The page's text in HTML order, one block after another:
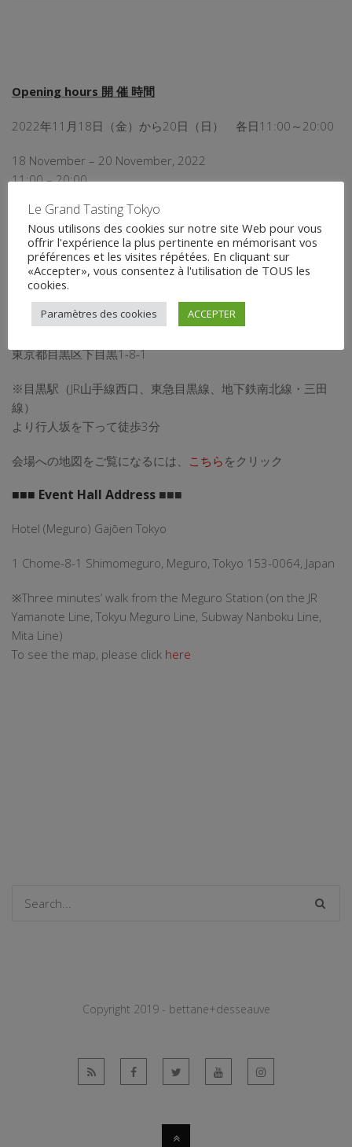
Opening hours 開 催 時間
2022年11月18日（金）から20日（日） 各日11:00～20:00
18 November – 20 November, 2022
11:00 – 20:00
Address 住所
■■■ 会場・アクセス ■■■
ホテル雅叙園東京
東京都目黒区下目黒1-8-1
※目黒駅（JR山手線西口、東急目黒線、地下鉄南北線・三田
線）
より行人坂を下って徒歩3分
会場への地図をご覧になるには、 こちら をクリック
■■■ Event Hall Address ■■■
Hotel (Meguro) Gajōen Tokyo
1 Chome-8-1 Shimomeguro, Meguro, Tokyo 153-0064, Japan
※Three minutes’ walk from the Meguro Station (on the JR
Yamanote Line, Tokyu Meguro Line, Subway Nanboku Line,
Mita Line)
To see the map, please click here
Copyright 2019 - bettane+desseauve
Le Grand Tasting Tokyo
Nous utilisons des cookies sur notre site Web pour vous
offrir l'expérience la plus pertinente en mémorisant vos
préférences et les visites répétées. En cliquant sur
«Accepter», vous consentez à l'utilisation de TOUS les
cookies.
Paramètres des cookies ACCEPTER